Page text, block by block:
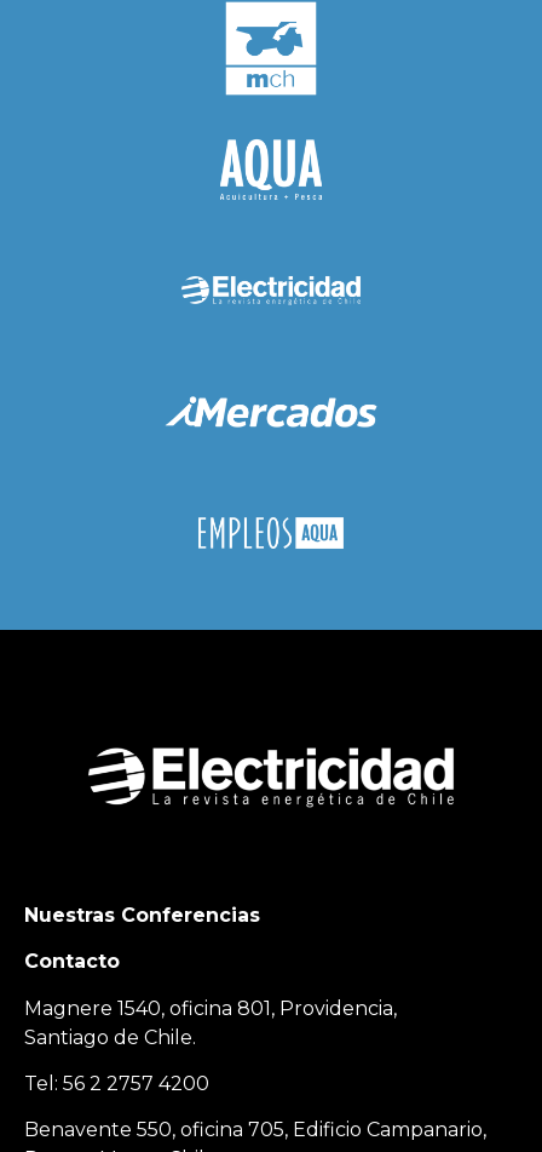
Nuestras Conferencias
Contacto
Magnere 1540, oficina 801, Providencia,
Santiago de Chile.
Tel: 56 2 2757 4200
Benavente 550, oficina 705, Edificio Campanario,